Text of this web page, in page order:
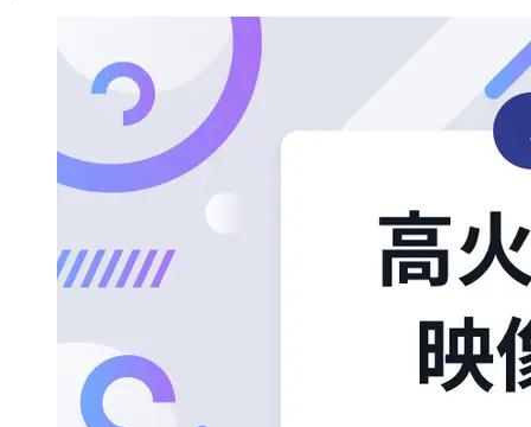
社 AI事業推進室 室
「さくらのAIが拓
く、国産AI共創戦
略ロードマップ」
と題し、さくらイ
略、そしてパート
ナーと築く“日本発
AIエコシステム”の
全貌などについて
講演しました。本
記事ではその内容
をレポートしま